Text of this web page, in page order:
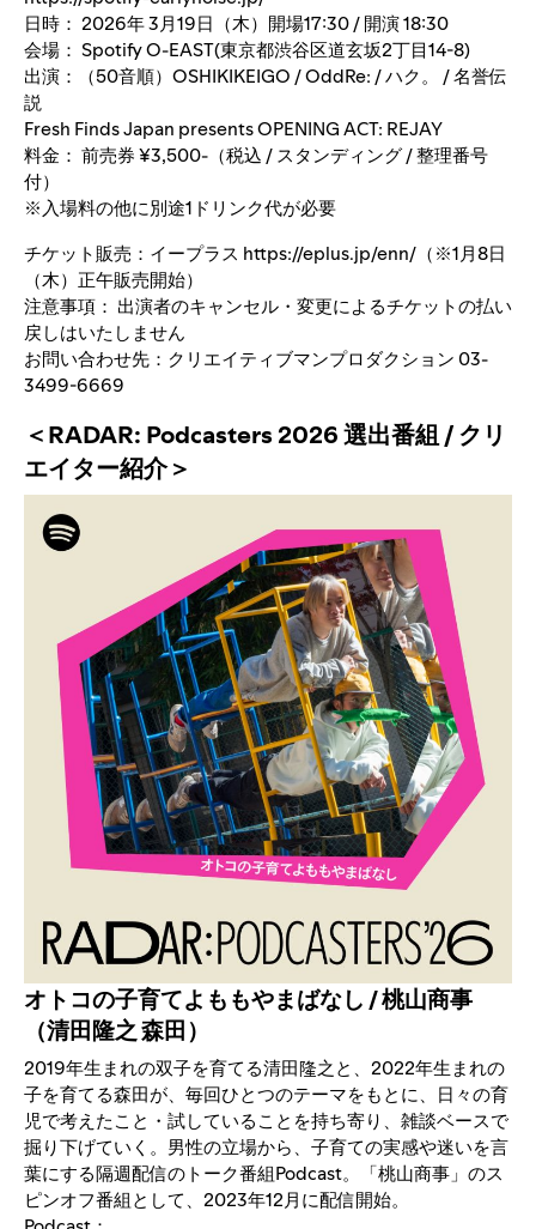
日時： 2026年 3月19日（木）開場17:30 / 開演 18:30
会場： Spotify O-EAST(東京都渋谷区道玄坂2丁目14-8)
出演：（50音順）OSHIKIKEIGO / OddRe: / ハク。 / 名誉伝
説
Fresh Finds Japan presents OPENING ACT: REJAY
料金： 前売券 ¥3,500-（税込 / スタンディング / 整理番号
付）
※入場料の他に別途1ドリンク代が必要
チケット販売：イープラス https://eplus.jp/enn/ （※1月8日
（木）正午販売開始）
注意事項： 出演者のキャンセル・変更によるチケットの払い
戻しはいたしません
お問い合わせ先：クリエイティブマンプロダクション 03-
3499-6669
＜RADAR: Podcasters 2026 選出番組 / クリ
エイター紹介＞
オトコの子育てよももやまばなし / 桃山商事
（清田隆之 森田）
2019年生まれの双子を育てる清田隆之と、2022年生まれの
子を育てる森田が、毎回ひとつのテーマをもとに、日々の育
児で考えたこと・試していることを持ち寄り、雑談ベースで
掘り下げていく。男性の立場から、子育ての実感や迷いを言
葉にする隔週配信のトーク番組Podcast。「桃山商事」のス
ピンオフ番組として、2023年12月に配信開始。